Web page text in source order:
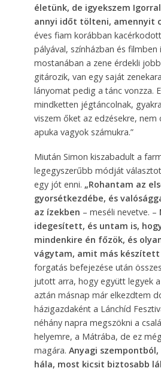
életünk, de igyekszem
annyi időt tölteni, amennyit
éves fiam korábban
pályával, színházban és filmben
mostanában a zene érdekli
gitározik, van egy saját
lányomat pedig a tánc vonzza.
mindketten jégtáncolnak,
viszem őket az edzésekre, nem
apuka vagyok számukra.”
Miután Simon kiszabadult a
legegyszerűbb módját
egy jót enni. „Rohantam az
gyorsétkezdébe, és
az ízekben – meséli nevetve. –
idegesített, és untam is,
mindenkire én főzök, és
vágytam, amit más készített
forgatás befejezése után
jutott arra, hogy együtt legyek
aztán másnap már elkezdtem
házigazdaként a Lánchíd
néhány napra megszökni a
helyemre, a Mátrába, de ez
magára. Anyagi
hála, most kicsit biztosabb